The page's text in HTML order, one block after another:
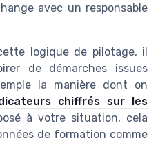
avec un responsable
logique de pilotage, il
de démarches issues
la manière dont on
chiffrés sur les
à votre situation, cela
de formation comme